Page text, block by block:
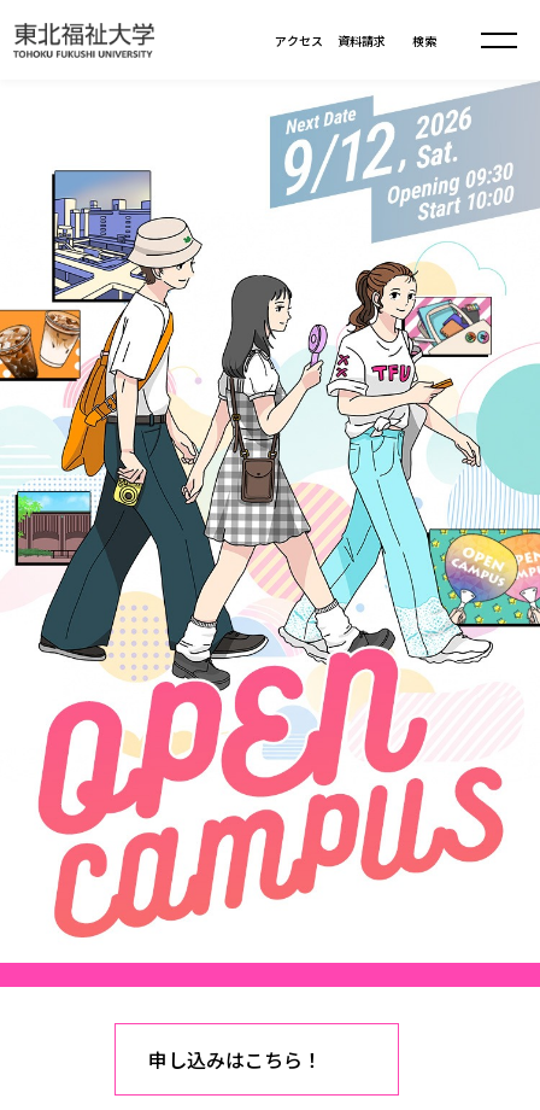
資料請求
アクセス 検索
大学理念
大学理念
東北福祉大学の想い
建学の精神・教育の理念
学長室の窓
教育方針
各種方針
大学の概要
大学の概要
大学の歩み
学生・教職員・卒業生数
学則
校歌の歴史
校章・マーク・カラー
寄附の受け入れ
関連法人
役員・評議員一覧
キャンパス案内
大学の取り組み
大学の取り組み
社会連携・研究
カリキュラム編成ガイドライン
本学のシラバスについて
一般事業主行動計画
公的資金等の不正使用の防止に関する基本方針
研究活動における不正行為の防止等に関する対応
大学広報誌「TFU Newsletter 東北福祉大学通信」
初年次教育（リエゾンゼミⅠ）について
リエゾンゼミ・ナビ（テキスト等）
お役立ち情報（リンク集）
放射線モニタリング測定結果（国見キャンパス）
情報公開
情報公開
寄附行為
ガバナンス・コード
中期事業計画
事業計画／財務・事業報告
大学評価
IR情報
学校教育法施行規則第172条の2に基づく情報公開
教職課程における情報の公表
学部・学科等設置計画履行状況報告書
情報公開規程
学部・大学院
総合福祉学部
総合福祉学部
社会福祉学科
福祉心理学科
福祉行政学科
共生まちづくり学部
共生まちづくり学部
共生まちづくり学科
教育学部
教育学部
教育学科
健康科学部
健康科学部
保健看護学科
リハビリテーション学科
医療経営管理学科
産業福祉マネジメント学科
情報福祉マネジメント学科
仏教専修科
大学院
大学院
総合福祉学研究科 社会福祉学専攻 修士課程
総合福祉学研究科 社会福祉学専攻 博士課程
総合福祉学研究科 福祉心理学専攻 修士課程
通信教育部
通信教育部
通信制大学院 総合福祉学研究科 福祉心理学専攻 修士課程
カリキュラム（学部・大学院）
その他の就学機会
学びの特徴
学びの特徴
入試情報
入学試験
デジタルパンフ
進学相談会
オープンキャンパス
進路・就職
就職状況
取得可能な資格・免許
東北福祉大学のキャリアサポート
東北福祉大学のキャリアサポート
進路・就職支援
東北福祉大学のキャリア教育
採用ご担当者様へ
採用ご担当者様へ
センター長の挨拶
求人の受付について
単独学内説明会のご案内
在学生の方
在学生の方
資格取得報奨制度について
東北福祉大学求人・インターンシップ検索サイト（キャリタス
卒業生の方
卒業生の方
卒業後のキャリア支援体制
卒業生アンケート
よくあるご質問
在学生インタビュー
課外活動
体育会・運動サークル紹介
文化会・文化系サークル紹介
大学指定団体紹介
国際交流
交換留学生 Exchange students
海外留学・研修
外国人在学生
Prospective Students
学生支援センター国際交流の活動
スタッフ紹介
社会連携・研究
東北福祉大学の研究活動
東北福祉大学の研究活動
東北福祉大学の研究紹介
共同研究等をご検討の皆様へ
東北福祉大学の紀要・リポジトリ
東北福祉大学の紀要・リポジトリ
研究紀要
教職研究
東北福祉大学教育・教職センター特別支援教育研究年報一覧
東北福祉大学オープンアクセス方針
産学・産学官連携
産学・産学官連携
高齢者施設特化型モジュラー車いす開発
学生参加 × 産学官連携 ～ 「行学一如」の実践
社会貢献・地域連携活動
社会貢献・地域連携活動
社会貢献・地域連携活動報告書
生涯学習・社会人講座
自治体・団体等との主な協定
自治体・団体等との主な協定
生涯教育・キャリア教育
生涯学習・社会人講座
月例TFU実学臨床研究セミナー
特別支援教育研究室
取材
同
申し込みはこちら！